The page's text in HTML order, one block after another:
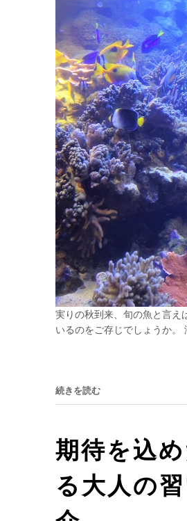
実りの秋到来、旬の魚と言え
いるのをご存じでしょうか
続きを読む
期待を込
る大人の